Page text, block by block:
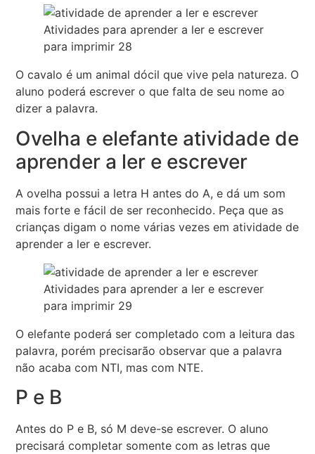
Atividades para aprender a ler e escrever
para imprimir 28
O cavalo é um animal dócil que vive pela natureza. O
aluno poderá escrever o que falta de seu nome ao
dizer a palavra.
Ovelha e elefante atividade de
aprender a ler e escrever
A ovelha possui a letra H antes do A, e dá um som
mais forte e fácil de ser reconhecido. Peça que as
crianças digam o nome várias vezes em atividade de
aprender a ler e escrever.
Atividades para aprender a ler e escrever
para imprimir 29
O elefante poderá ser completado com a leitura das
palavra, porém precisarão observar que a palavra
não acaba com NTI, mas com NTE.
P e B
Antes do P e B, só M deve-se escrever. O aluno
precisará completar somente com as letras que